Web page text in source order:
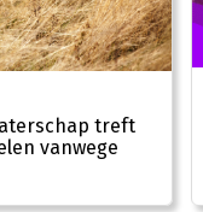
treft
vanwege